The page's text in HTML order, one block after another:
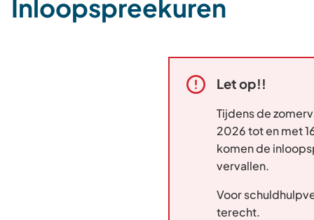
Inloopspreekuren
Alarm:
Let op!!
Tijdens de
2026 tot en met
komen de
vervallen.
Voor
terecht.